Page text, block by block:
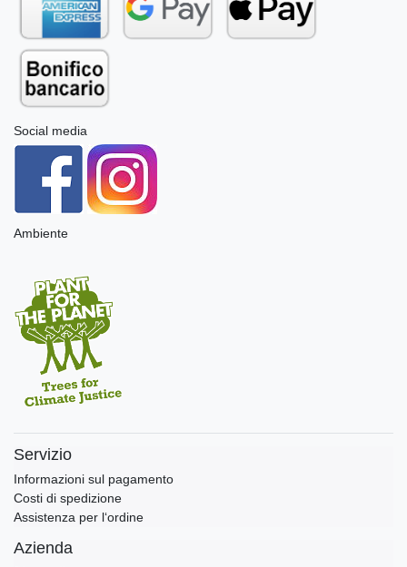
Social media
Ambiente
Servizio
Informazioni sul pagamento
Costi di spedizione
Assistenza per l‘ordine
Azienda